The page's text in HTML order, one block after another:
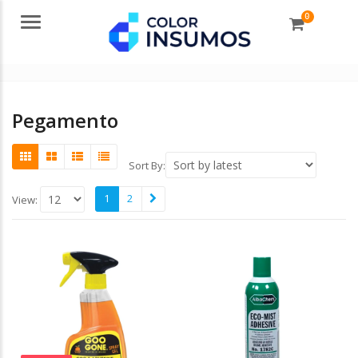
Menu 0
Pegamento
Sort By:
View: 1 2